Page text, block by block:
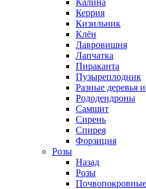
Калина
Керрия
Кизильник
Клён
Лавровишня
Лапчатка
Пираканта
Пузыреплодник
Разные деревья
Рододендроны
Самшит
Сирень
Спирея
Форзиция
Розы
Назад
Розы
Почвопокровные